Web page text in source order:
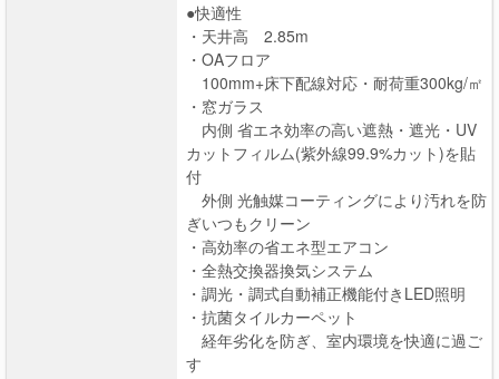
●快適性
・天井高 2.85m
・OAフロア
100mm+床下配線対応・耐荷重300kg/㎡
・窓ガラス
内側 省エネ効率の高い遮熱・遮光・UV
カットフィルム(紫外線99.9%カット)を貼
付
外側 光触媒コーティングにより汚れを防
ぎいつもクリーン
・高効率の省エネ型エアコン
・全熱交換器換気システム
・調光・調式自動補正機能付きLED照明
・抗菌タイルカーペット
経年劣化を防ぎ、室内環境を快適に過ご
す